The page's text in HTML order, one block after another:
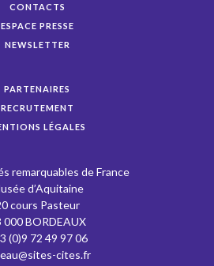
CONTACTS
ESPACE PRESSE
NEWSLETTER
PARTENAIRES
RECRUTEMENT
LÉGALES
remarquables de France
d’Aquitaine
cours Pasteur
000 BORDEAUX
(0)9 72 49 97 06
cites.fr